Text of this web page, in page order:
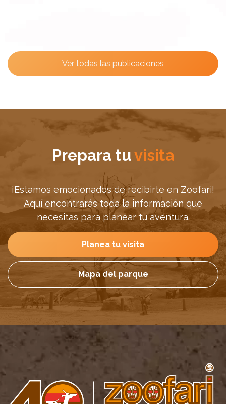
Ver todas las publicaciones
Prepara tuvisita
¡Estamos emocionados de recibirte en Zoofari!
Aquí encontrarás toda la información que
necesitas para planear tu aventura.
Planea tu visita
Mapa del parque